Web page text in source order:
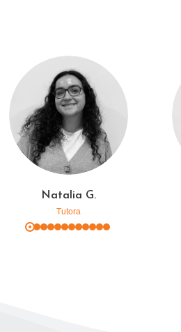
Natalia G.
Tutora